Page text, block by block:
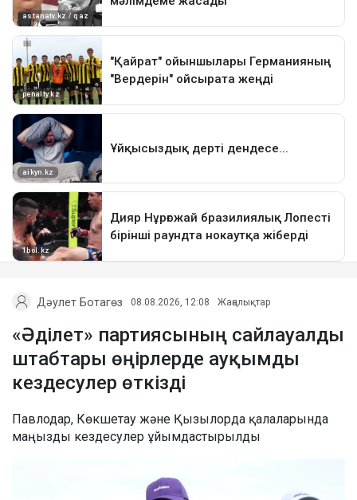
Дәулет Ботагөз 08.08.2026, 12:08 Жаңалықтар
«Әділет» партиясының сайлауалды
штабтары өңірлерде ауқымды
кездесулер өткізді
Павлодар, Көкшетау және Қызылорда қалаларында
маңызды кездесулер ұйымдастырылды